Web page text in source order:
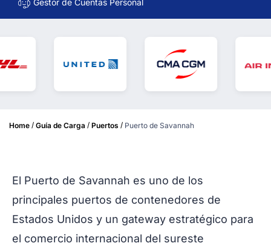
Gestor de Cuentas Personal
Home / Guía de Carga / Puertos / Puerto de Savannah
El Puerto de Savannah es uno de los
principales puertos de contenedores de
Estados Unidos y un gateway estratégico para
el comercio internacional del sureste